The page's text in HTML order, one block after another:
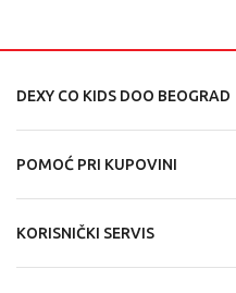
DEXY CO KIDS DOO BEOGRAD
POMOĆ PRI KUPOVINI
KORISNIČKI SERVIS